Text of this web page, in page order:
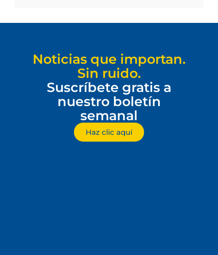
Noticias que importan.
Sin ruido.
Suscríbete gratis a
nuestro boletín
semanal
Haz clic aquí